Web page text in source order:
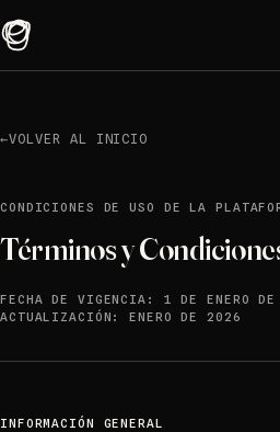
←VOLVER AL INICIO
CONDICIONES DE USO DE LA
Términos y
FECHA DE VIGENCIA: 1 DE ENERO
ACTUALIZACIÓN:
ENERO DE 2026
INFORMACIÓN GENERAL